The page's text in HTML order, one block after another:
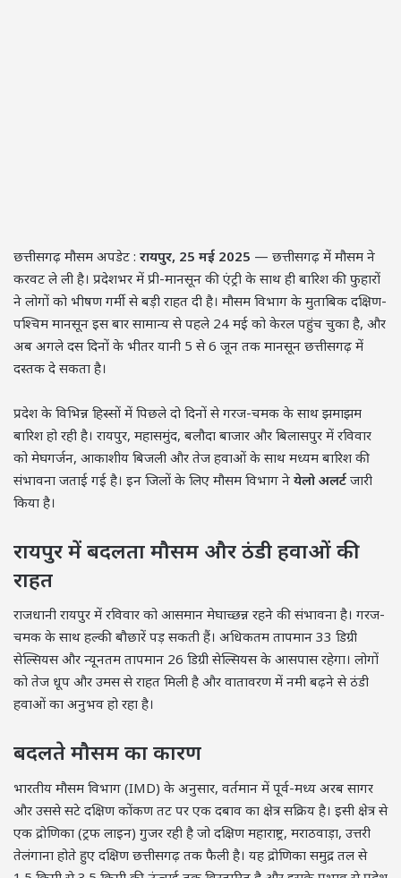
छत्तीसगढ़ मौसम अपडेट : रायपुर, 25 मई 2025 — छत्तीसगढ़ में मौसम ने
करवट ले ली है। प्रदेशभर में प्री-मानसून की एंट्री के साथ ही बारिश की फुहारों
ने लोगों को भीषण गर्मी से बड़ी राहत दी है। मौसम विभाग के मुताबिक दक्षिण-
पश्चिम मानसून इस बार सामान्य से पहले 24 मई को केरल पहुंच चुका है, और
अब अगले दस दिनों के भीतर यानी 5 से 6 जून तक मानसून छत्तीसगढ़ में
दस्तक दे सकता है।
प्रदेश के विभिन्न हिस्सों में पिछले दो दिनों से गरज-चमक के साथ झमाझम
बारिश हो रही है। रायपुर, महासमुंद, बलौदा बाजार और बिलासपुर में रविवार
को मेघगर्जन, आकाशीय बिजली और तेज हवाओं के साथ मध्यम बारिश की
संभावना जताई गई है। इन जिलों के लिए मौसम विभाग ने येलो अलर्ट जारी
किया है।
रायपुर में बदलता मौसम और ठंडी हवाओं की
राहत
राजधानी रायपुर में रविवार को आसमान मेघाच्छन्न रहने की संभावना है। गरज-
चमक के साथ हल्की बौछारें पड़ सकती हैं। अधिकतम तापमान 33 डिग्री
सेल्सियस और न्यूनतम तापमान 26 डिग्री सेल्सियस के आसपास रहेगा। लोगों
को तेज धूप और उमस से राहत मिली है और वातावरण में नमी बढ़ने से ठंडी
हवाओं का अनुभव हो रहा है।
बदलते मौसम का कारण
भारतीय मौसम विभाग (IMD) के अनुसार, वर्तमान में पूर्व-मध्य अरब सागर
और उससे सटे दक्षिण कोंकण तट पर एक दबाव का क्षेत्र सक्रिय है। इसी क्षेत्र से
एक द्रोणिका (ट्रफ लाइन) गुजर रही है जो दक्षिण महाराष्ट्र, मराठवाड़ा, उत्तरी
तेलंगाना होते हुए दक्षिण छत्तीसगढ़ तक फैली है। यह द्रोणिका समुद्र तल से